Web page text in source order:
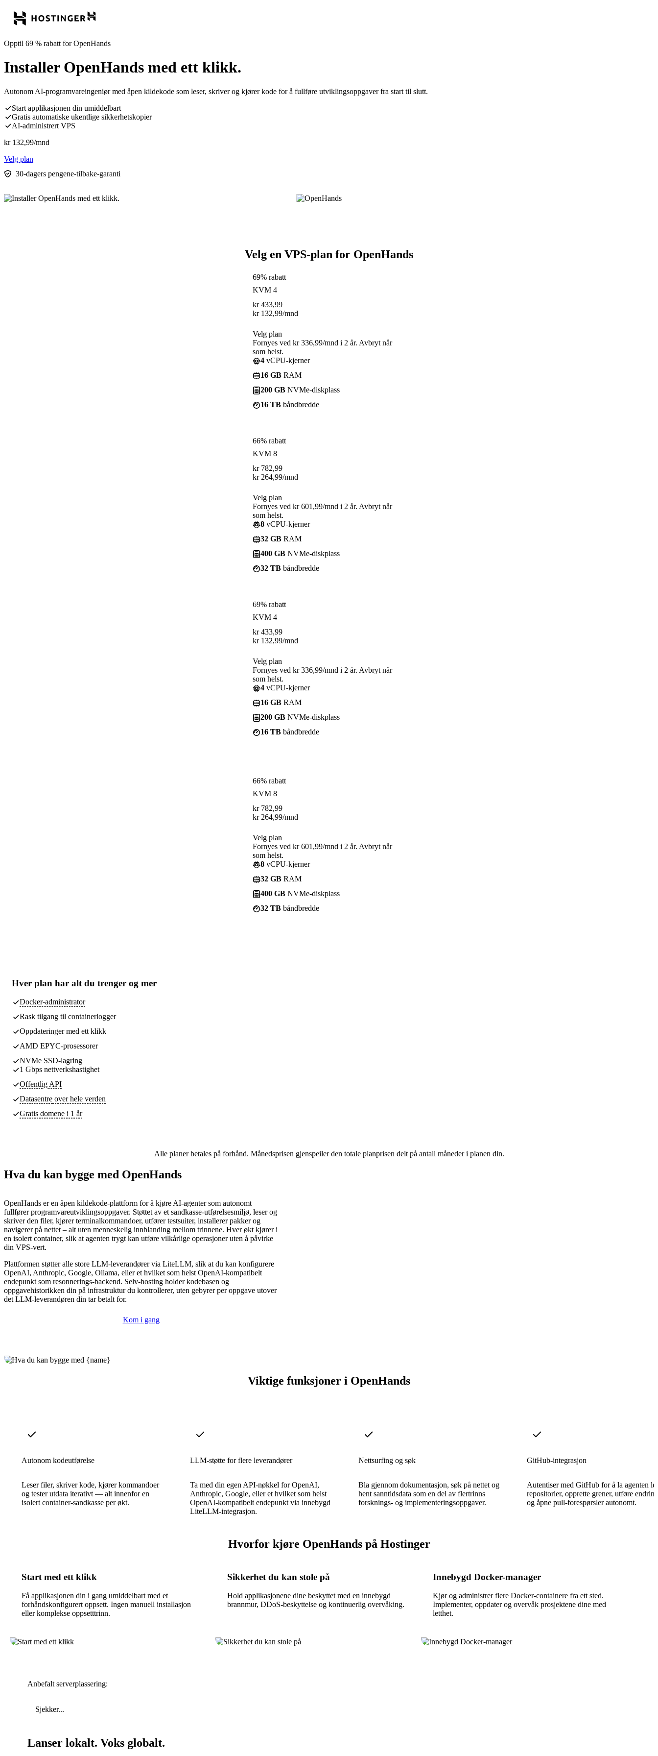
Opptil 69 % rabatt for OpenHands
Installer OpenHands med ett klikk.
Autonom AI-programvareingeniør med åpen kildekode som leser, skriver og kjører kode for å fullføre utviklingsoppgaver fra start til slutt.
Start applikasjonen din umiddelbart
Gratis automatiske ukentlige sikkerhetskopier
AI-administrert VPS
kr 132,99/mnd
Velg plan
30-dagers pengene-tilbake-garanti
Velg en VPS-plan for OpenHands
69% rabatt
KVM 4
kr 433,99
kr 132,99/mnd
Velg plan
Fornyes ved kr 336,99/mnd i 2 år. Avbryt når
som helst.
4 vCPU-kjerner
16 GB RAM
200 GB NVMe-diskplass
16 TB båndbredde
66% rabatt
KVM 8
kr 782,99
kr 264,99/mnd
Velg plan
Fornyes ved kr 601,99/mnd i 2 år. Avbryt når
som helst.
8 vCPU-kjerner
32 GB RAM
400 GB NVMe-diskplass
32 TB båndbredde
69% rabatt
KVM 4
kr 433,99
kr 132,99/mnd
Velg plan
Fornyes ved kr 336,99/mnd i 2 år. Avbryt når
som helst.
4 vCPU-kjerner
16 GB RAM
200 GB NVMe-diskplass
16 TB båndbredde
66% rabatt
KVM 8
kr 782,99
kr 264,99/mnd
Velg plan
Fornyes ved kr 601,99/mnd i 2 år. Avbryt når
som helst.
8 vCPU-kjerner
32 GB RAM
400 GB NVMe-diskplass
32 TB båndbredde
Hver plan har alt du trenger og mer
Docker-administrator
Rask tilgang til containerlogger
Oppdateringer med ett klikk
AMD EPYC-prosessorer
NVMe SSD-lagring
1 Gbps nettverkshastighet
Offentlig API
Datasentre over hele verden
Gratis domene i 1 år
Alle planer betales på forhånd. Månedsprisen gjenspeiler den totale planprisen delt på antall måneder i planen din.
Hva du kan bygge med OpenHands
OpenHands er en åpen kildekode-plattform for å kjøre AI-agenter som autonomt
fullfører programvareutviklingsoppgaver. Støttet av et sandkasse-utførelsesmiljø, leser og
skriver den filer, kjører terminalkommandoer, utfører testsuiter, installerer pakker og
navigerer på nettet – alt uten menneskelig innblanding mellom trinnene. Hver økt kjører i
en isolert container, slik at agenten trygt kan utføre vilkårlige operasjoner uten å påvirke
din VPS-vert.
Plattformen støtter alle store LLM-leverandører via LiteLLM, slik at du kan konfigurere
OpenAI, Anthropic, Google, Ollama, eller et hvilket som helst OpenAI-kompatibelt
endepunkt som resonnerings-backend. Selv-hosting holder kodebasen og
oppgavehistorikken din på infrastruktur du kontrollerer, uten gebyrer per oppgave utover
det LLM-leverandøren din tar betalt for.
Kom i gang
Viktige funksjoner i OpenHands
Autonom kodeutførelse
Leser filer, skriver kode, kjører kommandoer
og tester utdata iterativt — alt innenfor en
isolert container-sandkasse per økt.
LLM-støtte for flere leverandører
Ta med din egen API-nøkkel for OpenAI,
Anthropic, Google, eller et hvilket som helst
OpenAI-kompatibelt endepunkt via innebygd
LiteLLM-integrasjon.
Nettsurfing og søk
Bla gjennom dokumentasjon, søk på nettet og
hent sanntidsdata som en del av flertrinns
forsknings- og implementeringsoppgaver.
GitHub-integrasjon
Autentiser med GitHub for å la agenten
repositorier, opprette grener, utføre
og åpne pull-forespørsler autonomt.
Hvorfor kjøre OpenHands på Hostinger
Start med ett klikk
Få applikasjonen din i gang umiddelbart med et
forhåndskonfigurert oppsett. Ingen manuell installasjon
eller komplekse oppsetttrinn.
Sikkerhet du kan stole på
Hold applikasjonene dine beskyttet med en innebygd
brannmur, DDoS-beskyttelse og kontinuerlig overvåking.
Innebygd Docker-manager
Kjør og administrer flere Docker-containere fra ett sted.
Implementer, oppdater og overvåk prosjektene dine med
letthet.
Anbefalt serverplassering:
Sjekker...
Lanser lokalt. Voks globalt.